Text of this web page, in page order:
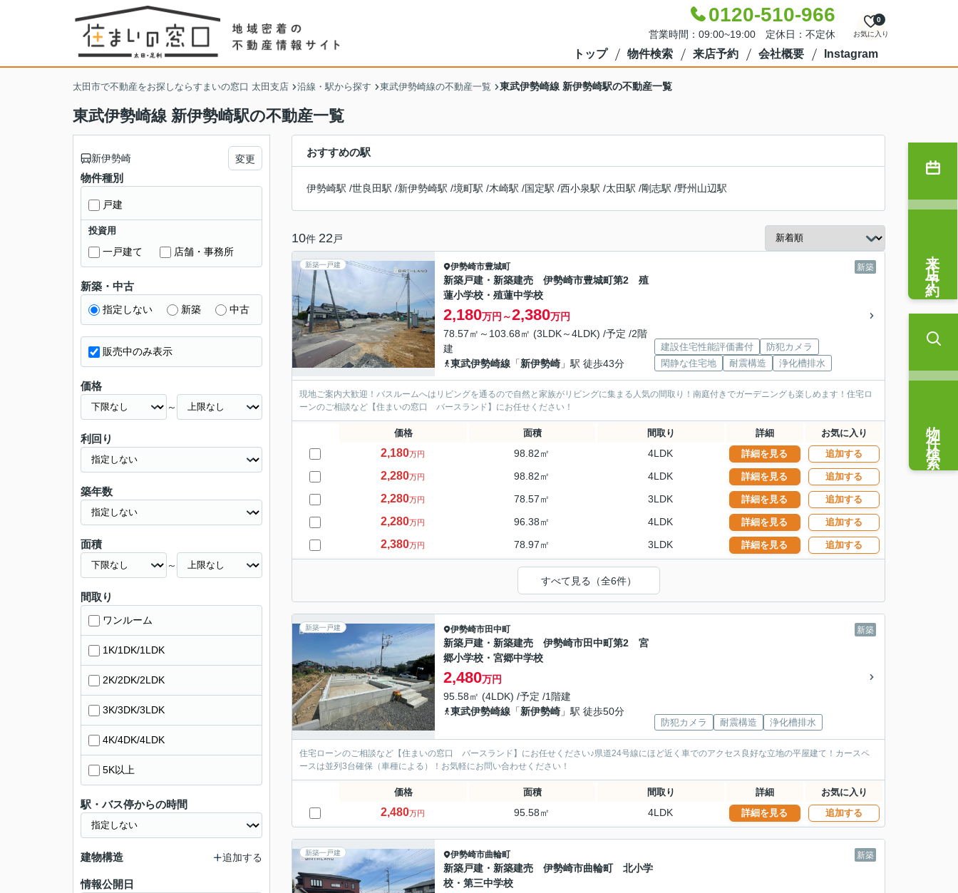
0120-510-966
営業時間：09:00~19:00 定休日：不定休 お気に入り
0
トップ 物件検索 来店予約 会社概要 Instagram
太田市で不動産をお探しならすまいの窓口 太田支店 沿線・駅から探す 東武伊勢崎線の不動産一覧 東武伊勢崎線 新伊勢崎駅の不動産一覧
東武伊勢崎線 新伊勢崎駅の不動産一覧
おすすめの駅
伊勢崎駅 /世良田駅 /新伊勢崎駅 /境町駅 /木崎駅 /国定駅 /西小泉駅 /太田駅 /剛志駅 /野州山辺駅
10件 22 戸
新築一戸建 新築
伊勢崎市豊城町
新築戸建・新築建売 伊勢崎市豊城町第2 殖
蓮小学校・殖蓮中学校
2,180万円～2,380万円
78.57㎡～103.68㎡ (3LDK～4LDK) /予定 /2階
建
東武伊勢崎線 「新伊勢崎 」駅 徒歩43分
建設住宅性能評価書付
防犯カメラ
閑静な住宅地
耐震構造 浄化槽排水
現地ご案内大歓迎！バスルームへはリビングを通るので自然と家族がリビングに集まる人気の間取り！南庭付きでガーデニングも楽しめます！住宅ロ
ーンのご相談など【住まいの窓口 バースランド】にお任せください！
価格 面積 間取り 詳細 お気に入り
2,180万円 98.82㎡ 4LDK 詳細を見る 追加する
2,280万円 98.82㎡ 4LDK 詳細を見る 追加する
2,280万円 78.57㎡ 3LDK 詳細を見る 追加する
2,280万円 96.38㎡ 4LDK 詳細を見る 追加する
2,380万円 78.97㎡ 3LDK 詳細を見る 追加する
すべて見る（全6件）
新築一戸建 新築
伊勢崎市田中町
新築戸建・新築建売 伊勢崎市田中町第2 宮
郷小学校・宮郷中学校
2,480万円
95.58㎡ (4LDK) /予定 /1階建
東武伊勢崎線 「新伊勢崎 」駅 徒歩50分
防犯カメラ 耐震構造 浄化槽排水
住宅ローンのご相談など【住まいの窓口 バースランド】にお任せください♪県道24号線にほど近く車でのアクセス良好な立地の平屋建て！カースペ
ースは並列3台確保（車種による）！お気軽にお問い合わせください！
価格 面積 間取り 詳細 お気に入り
2,480万円 95.58㎡ 4LDK 詳細を見る 追加する
新築一戸建 新築
伊勢崎市曲輪町
新築戸建・新築建売 伊勢崎市曲輪町 北小学
校・第三中学校
新伊勢崎 変更
物件種別
戸建
投資用
一戸建て 店舗・事務所
新築・中古
指定しない 新築 中古
販売中のみ表示
価格
～
利回り
築年数
面積
～
間取り
ワンルーム
1K/1DK/1LDK
2K/2DK/2LDK
3K/3DK/3LDK
4K/4DK/4LDK
5K以上
駅・バス停からの時間
建物構造 追加する
情報公開日
来店予約
物件検索